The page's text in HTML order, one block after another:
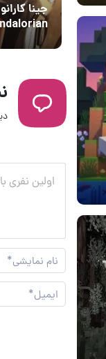
جینا
شد!